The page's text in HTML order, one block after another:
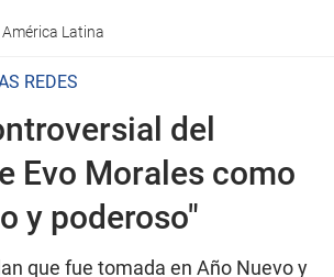
América Latina
REDES
del
Evo Morales como
y poderoso"
que fue tomada en Año Nuevo y